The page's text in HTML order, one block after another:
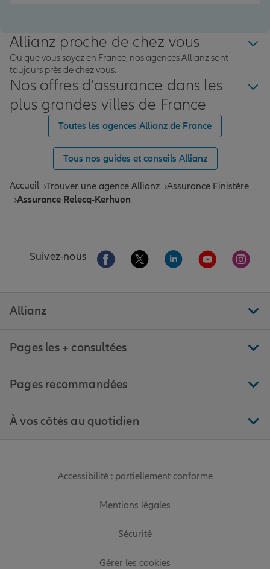
Allianz proche de chez vous
Où que vous soyez en France, nos agences Allianz sont
toujours près de chez vous.
Nos offres d'assurance dans les
plus grandes villes de France
Toutes les agences Allianz de France
Tous nos guides et conseils Allianz
Accueil Trouver une agence Allianz Assurance Finistère
Assurance Relecq-Kerhuon
Suivez-nous Aller sur la page Facebook de Allianz
Aller sur la page Twitter de
Aller sur la page
Aller sur la
Aller
Allianz
Pages les + consultées
Pages recommandées
À vos côtés au quotidien
Accessibilité : partiellement conforme
Mentions légales
Sécurité
Gérer les cookies